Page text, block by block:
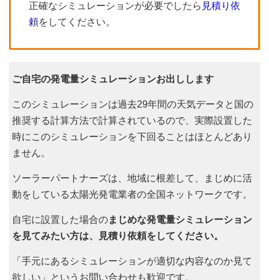
正確なシミュレーションが必要でしたら 見積り依
頼をしてください。
ご自宅の発電量シミュレーションお出しします
このシミュレーションは過去29年間の天気データと国の
推奨する計算方法で計算されているので、実際設置した
時にこのシミュレーションを下回ることはほとんどあり
ません。
ソーラーパートナーズは、地域に根差して、まじめに活
動をしている太陽光発電業者の全国ネットワークです。
自宅に設置した場合のまじめな発電量シミュレーション
を見てみたい方は、見積り依頼をしてください。
「手元にあるシミュレーションが適切な内容なのか見て
欲しい」というお問い合わせも歓迎です。